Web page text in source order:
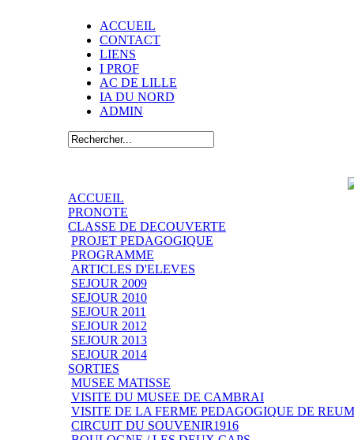
ACCUEIL
CONTACT
LIENS
I PROF
AC DE LILLE
IA DU NORD
ADMIN
ACCUEIL
PRONOTE
CLASSE DE DECOUVERTE
PROJET PEDAGOGIQUE
PROGRAMME
ARTICLES D'ELEVES
SEJOUR 2009
SEJOUR 2010
SEJOUR 2011
SEJOUR 2012
SEJOUR 2013
SEJOUR 2014
SORTIES
MUSEE MATISSE
VISITE DU MUSEE DE CAMBRAI
VISITE DE LA FERME PEDAGOGIQUE DE
CIRCUIT DU SOUVENIR1916